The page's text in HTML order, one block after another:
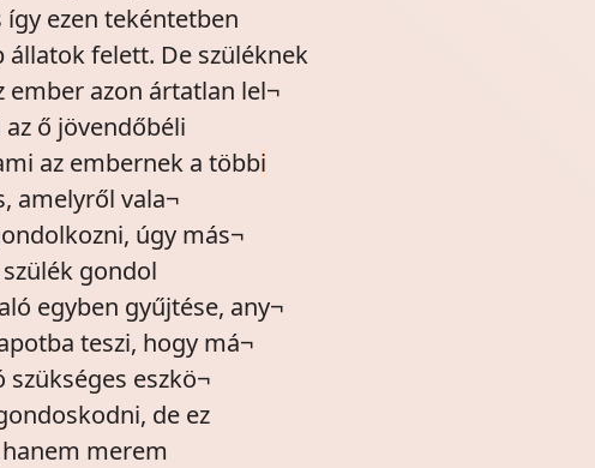
ezen tekéntetben
felett. De szüléknek
ember azon ártatlan lel¬
ő jövendőbéli
az embernek a többi
amelyről vala¬
úgy más¬
gondol
egyben gyűjtése, any¬
teszi, hogy má¬
eszkö¬
de ez
merem